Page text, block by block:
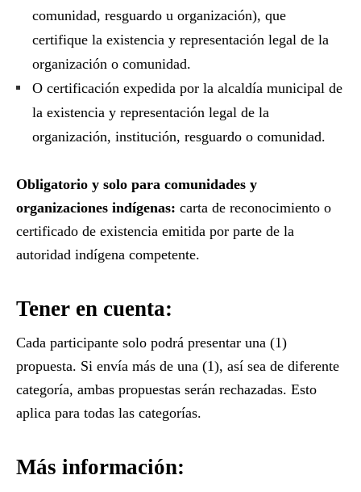
comunidad, resguardo u organización), que
certifique la existencia y representación legal de la
organización o comunidad.
O certificación expedida por la alcaldía municipal de
la existencia y representación legal de la
organización, institución, resguardo o comunidad.
Obligatorio y solo para comunidades y
organizaciones indígenas: carta de reconocimiento o
certificado de existencia emitida por parte de la
autoridad indígena competente.
Tener en cuenta:
Cada participante solo podrá presentar una (1)
propuesta. Si envía más de una (1), así sea de diferente
categoría, ambas propuestas serán rechazadas. Esto
aplica para todas las categorías.
Más información: